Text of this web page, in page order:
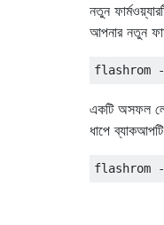
নতুন
আপনার নতুন
একটি অসফল
ধাপে